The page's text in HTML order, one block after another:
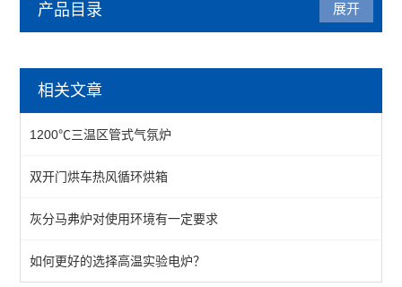
产品目录
热风循环烘箱
工业烘箱
恒温烘箱
高温烘箱
真空烘箱
展开
相关文章
1200℃三温区管式气氛炉
双开门烘车热风循环烘箱
灰分马弗炉对使用环境有一定要求
如何更好的选择高温实验电炉？